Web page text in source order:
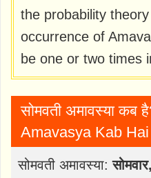
the probability
occurrence of
be one or two times
सोमवती अमावस्या कब
Amavasya Kab Hai
सोमवती अमावस्या: